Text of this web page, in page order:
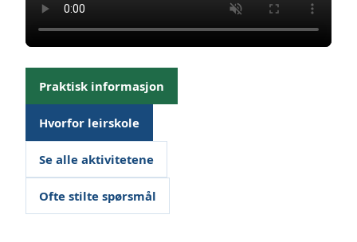
Praktisk informasjon
Hvorfor leirskole
Se alle aktivitetene
Ofte stilte spørsmål